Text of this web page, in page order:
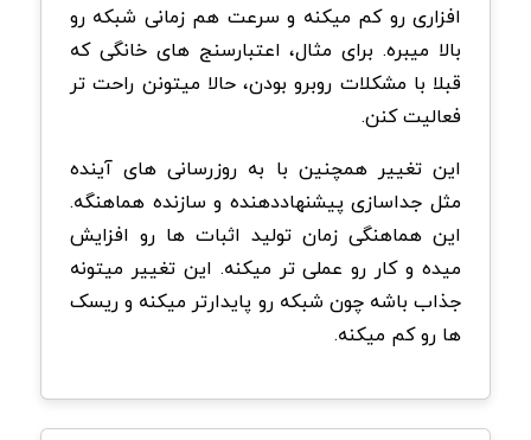
افزاری رو کم میکنه و سرعت هم زمانی شبکه رو
بالا میبره. برای مثال، اعتبارسنج های خانگی که
قبلا با مشکلات روبرو بودن، حالا میتونن راحت تر
فعالیت کنن.
این تغییر همچنین با به روزرسانی های آینده
مثل جداسازی پیشنهاددهنده و سازنده هماهنگه.
این هماهنگی زمان تولید اثبات ها رو افزایش
میده و کار رو عملی تر میکنه. این تغییر میتونه
جذاب باشه چون شبکه رو پایدارتر میکنه و ریسک
ها رو کم میکنه.